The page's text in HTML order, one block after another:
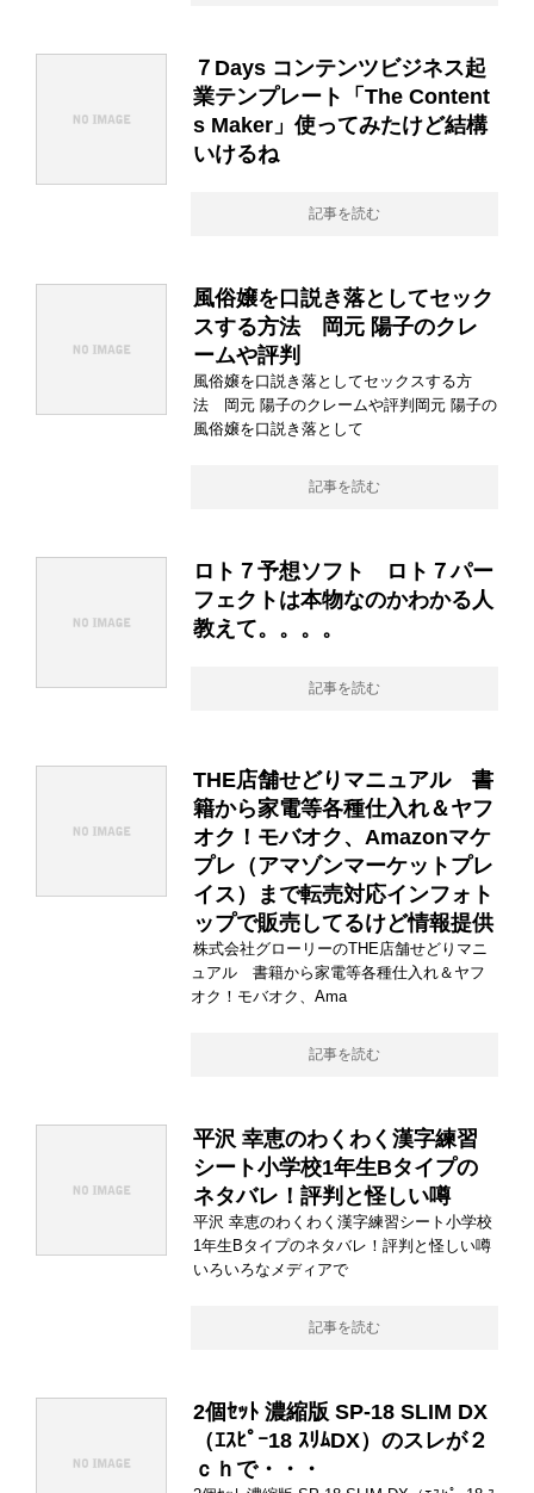
７Days コンテンツビジネス起
業テンプレート「The Content
s Maker」使ってみたけど結構
いけるね
記事を読む
風俗嬢を口説き落としてセック
スする方法 岡元 陽子のクレ
ームや評判
風俗嬢を口説き落としてセックスする方
法 岡元 陽子のクレームや評判岡元 陽子の
風俗嬢を口説き落として
記事を読む
ロト７予想ソフト ロト７パー
フェクトは本物なのかわかる人
教えて。。。。
記事を読む
THE店舗せどりマニュアル 書
籍から家電等各種仕入れ＆ヤフ
オク！モバオク、Amazonマケ
プレ（アマゾンマーケットプレ
イス）まで転売対応インフォト
ップで販売してるけど情報提供
株式会社グローリーのTHE店舗せどりマニ
ュアル 書籍から家電等各種仕入れ＆ヤフ
オク！モバオク、Ama
記事を読む
平沢 幸恵のわくわく漢字練習
シート小学校1年生Bタイプの
ネタバレ！評判と怪しい噂
平沢 幸恵のわくわく漢字練習シート小学校
1年生Bタイプのネタバレ！評判と怪しい噂
いろいろなメディアで
記事を読む
2個ｾｯﾄ 濃縮版 SP-18 SLIM DX
（ｴｽﾋﾟｰ18 ｽﾘﾑDX）のスレが２
ｃｈで・・・